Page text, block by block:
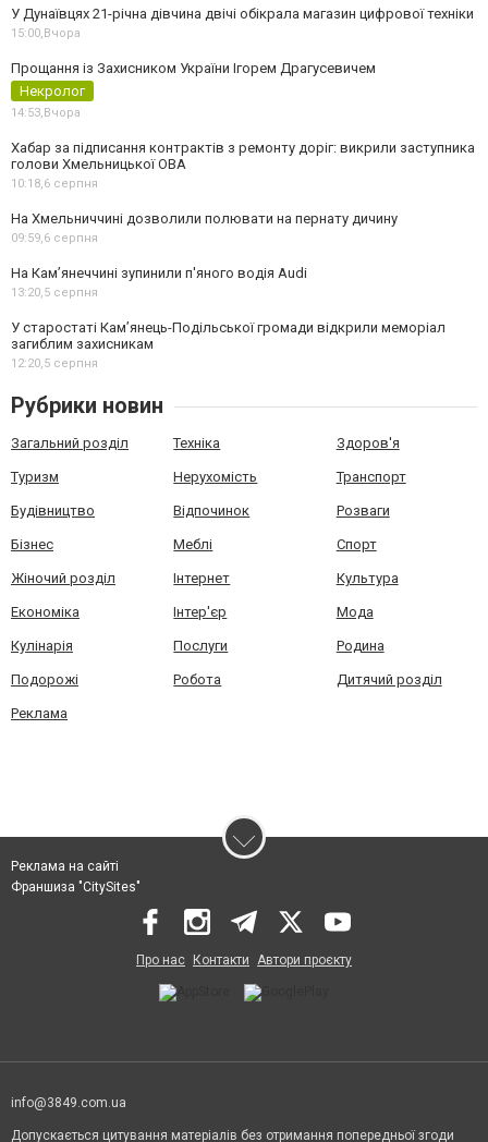
У Дунаївцях 21-річна дівчина двічі обікрала магазин цифрової техніки
15:00,Вчора
Прощання із Захисником України Ігорем Драгусевичем
Некролог
14:53,Вчора
Хабар за підписання контрактів з ремонту доріг: викрили заступника
голови Хмельницької ОВА
10:18,6 серпня
На Хмельниччині дозволили полювати на пернату дичину
09:59,6 серпня
На Камʼянеччині зупинили п'яного водія Audi
13:20,5 серпня
У старостаті Кам’янець-Подільської громади відкрили меморіал
загиблим захисникам
12:20,5 серпня
Рубрики новин
Загальний розділ Техніка Здоров'я
Туризм Нерухомість Транспорт
Будівництво Відпочинок Розваги
Бізнес Меблі Спорт
Жіночий розділ Інтернет Культура
Економіка Інтер'єр Мода
Кулінарія Послуги Родина
Подорожі Робота Дитячий розділ
Реклама
Реклама на сайті
Франшиза "CitySites"
Про нас Контакти Автори проєкту
info@3849.com.ua
Допускається цитування матеріалів без отримання попередньої згоди